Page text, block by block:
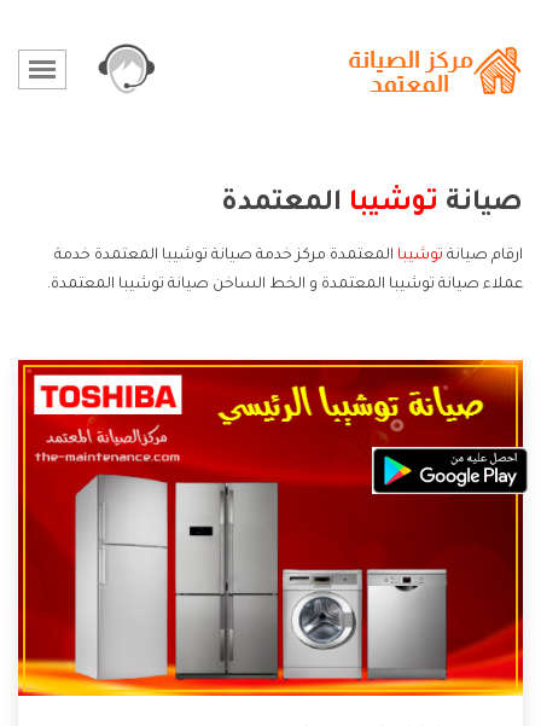
صيانة توشيبا المعتمدة
ارقام صيانة توشيبا المعتمدة مركز خدمة صيانة توشيبا المعتمدة خدمة
عملاء صيانة توشيبا المعتمدة و الخط الساخن صيانة توشيبا المعتمدة.